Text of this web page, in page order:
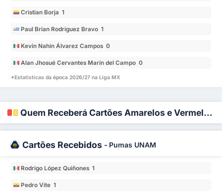
Cristian Borja 1
Paul Brian Rodríguez Bravo 1
Kevin Nahin Álvarez Campos 0
Alan Jhosué Cervantes Marín del Campo 0
*Estatísticas da época 2026/27 na Liga MX
Quem Receberá Cartões Amarelos e Vermelhos?
Cartões Recebidos - Pumas UNAM
Rodrigo López Quiñones 1
Pedro Vite 1